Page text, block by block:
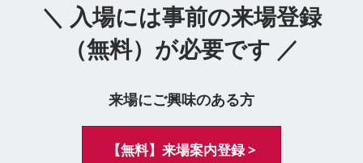
＼ 入場には事前の来場登録
（無料）が必要です ／
来場にご興味のある方
【無料】来場案内登録 >